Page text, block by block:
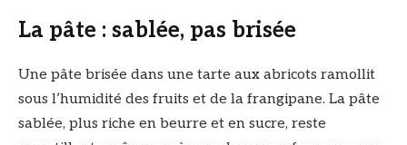
La pâte : sablée, pas brisée
Une pâte brisée dans une tarte aux abricots ramollit
sous l’humidité des fruits et de la frangipane. La pâte
sablée, plus riche en beurre et en sucre, reste